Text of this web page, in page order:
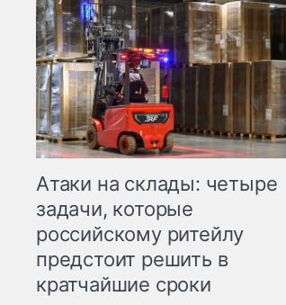
Атаки на склады: четыре
задачи, которые
российскому ритейлу
предстоит решить в
кратчайшие сроки